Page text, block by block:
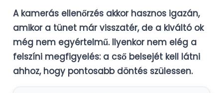
A kamerás ellenőrzés akkor hasznos igazán,
amikor a tünet már visszatér, de a kiváltó ok
még nem egyértelmű. Ilyenkor nem elég a
felszíni megfigyelés: a cső belsejét kell látni
ahhoz, hogy pontosabb döntés szülessen.